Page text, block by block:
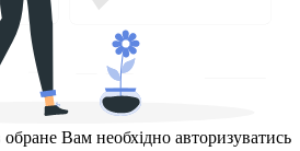
Вам необхідно авторизуватись